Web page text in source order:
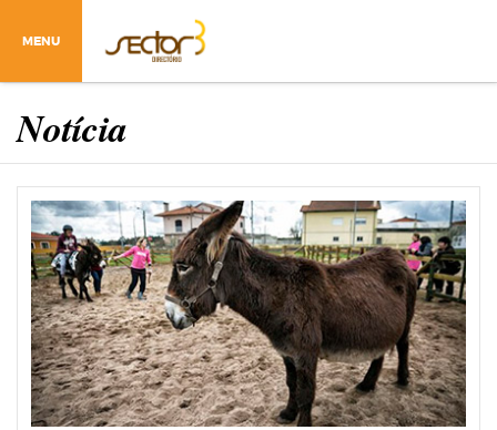
MENU
Notícia